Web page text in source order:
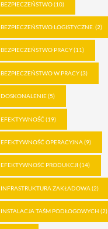
BEZPIECZEŃSTWO(10)
BEZPIECZEŃSTWO LOGISTYCZNE. (2)
BEZPIECZEŃSTWO PRACY(11)
BEZPIECZEŃSTWO W PRACY(3)
DOSKONALENIE(5)
EFEKTYWNOŚĆ(19)
EFEKTYWNOŚĆ OPERACYJNA(9)
EFEKTYWNOŚĆ PRODUKCJI (14)
INFRASTRUKTURA ZAKŁADOWA(2)
INSTALACJA TAŚM PODŁOGOWYCH (2)